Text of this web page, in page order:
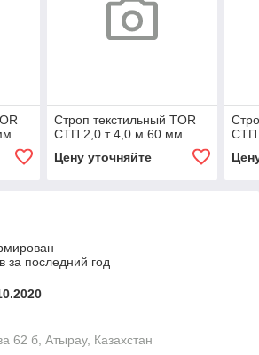
Строп текстильный TOR
СТП 2,0 т 4,0 м 60 мм
Цену уточняйте
СТП
за последний год
62 б, Атырау, Казахстан